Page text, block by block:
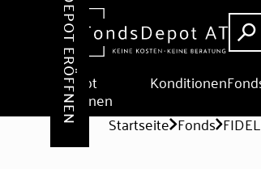
Depot
eröffnen
Konditionen
DEPOT ERÖFFNEN Startseite Fonds